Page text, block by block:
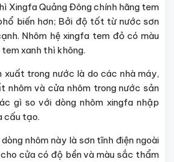
Xingfa Quảng Đông chính hãng tem
biến hơn; Bởi độ tốt từ nước sơn
Nhôm hệ xingfa tem đỏ có màu
xanh thì không.
xuất trong nước là do các nhà máy,
nhôm và cửa nhôm trong nước sản
gì so với dòng nhôm xingfa nhập
cấu tạo.
nhôm này là sơn tĩnh điện ngoài
cửa có độ bền và màu sắc thẩm